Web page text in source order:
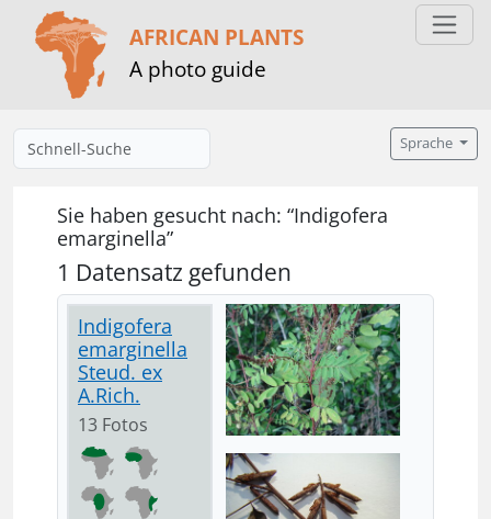
AFRICAN PLANTS
A photo guide
Sprache
Sie haben gesucht nach: “Indigofera
emarginella”
1 Datensatz gefunden
Indigofera
emarginella
Steud. ex
A.Rich.
13 Fotos